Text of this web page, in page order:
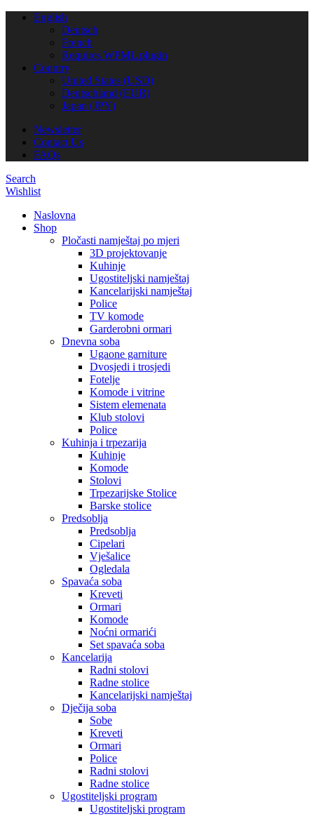
English
Deutsch
French
Requires WPML plugin
Country
United States (USD)
Deutschland (EUR)
Japan (JPY)
Newsletter
Contact Us
FAQs
Search
Wishlist
Naslovna
Shop
Pločasti namještaj po mjeri
3D projektovanje
Kuhinje
Ugostiteljski namještaj
Kancelarijski namještaj
Police
TV komode
Garderobni ormari
Dnevna soba
Ugaone garniture
Dvosjedi i trosjedi
Fotelje
Komode i vitrine
Sistem elemenata
Klub stolovi
Police
Kuhinja i trpezarija
Kuhinje
Komode
Stolovi
Trpezarijske Stolice
Barske stolice
Predsoblja
Predsoblja
Cipelari
Vješalice
Ogledala
Spavaća soba
Kreveti
Ormari
Komode
Noćni ormarići
Set spavaća soba
Kancelarija
Radni stolovi
Radne stolice
Kancelarijski namještaj
Dječija soba
Sobe
Kreveti
Ormari
Police
Radni stolovi
Radne stolice
Ugostiteljski program
Ugostiteljski program